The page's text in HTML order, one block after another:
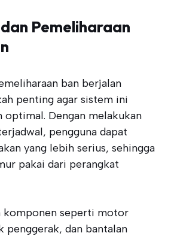
Pemeliharaan
ban berjalan
penting agar sistem ini
optimal. Dengan melakukan
pengguna dapat
yang lebih serius, sehingga
pakai dari perangkat
komponen seperti motor
penggerak, dan bantalan